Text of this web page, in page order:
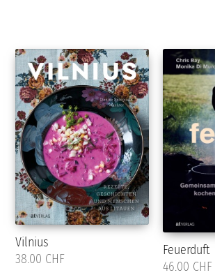
Vilnius
38.00 CHF
Feuerduft
46.00 CHF